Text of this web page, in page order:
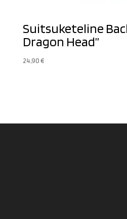
Suitsuketeline
Dragon Head”
24,90€